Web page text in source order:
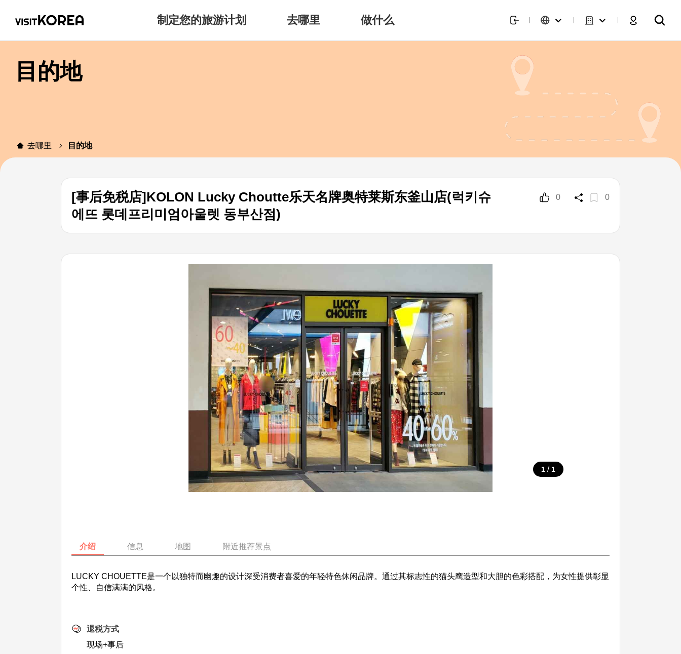
制定您的旅游计划 去哪里 做什么
目的地
去哪里 目的地
[事后免税店]KOLON Lucky Choutte乐天名牌奥特莱斯东釜山店(럭키슈
에뜨 롯데프리미엄아울렛 동부산점)
0 0
1 / 1
介绍 信息 地图 附近推荐景点
‌LUCKY CHOUETTE是一个以独特而幽趣的设计深受消费者喜爱的年轻特色休闲品牌。通过其标志性的猫头鹰造型和大胆的色彩搭配，为女性提供彰显
个性、自信满满的风格。
退税方式
现场+事后